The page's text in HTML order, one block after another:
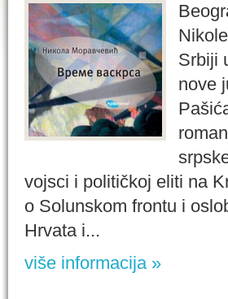
Srbiji
nove
vojsci i političkoj eliti na
o Solunskom frontu i
Hrvata i...
više informacija »